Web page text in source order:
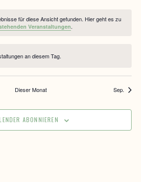
für diese Ansicht gefunden. Hier geht es zu
Veranstaltungen.
an diesem Tag.
Dieser Monat Sep.
ABONNIEREN